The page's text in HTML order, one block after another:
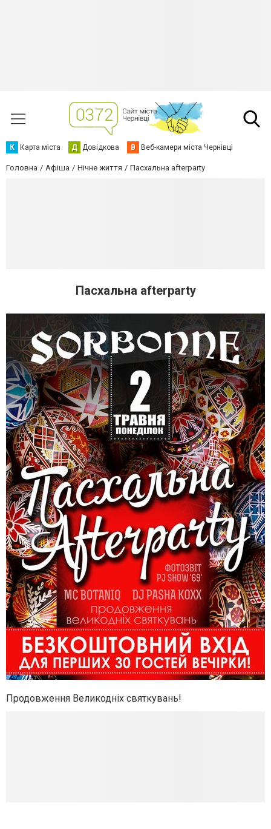
К Карта міста Д Довідкова В Веб-камери міста Чернівці
Головна Афіша Нічне життя Пасхальна afterparty
Пасхальна afterparty
Продовження Великодніх святкувань!